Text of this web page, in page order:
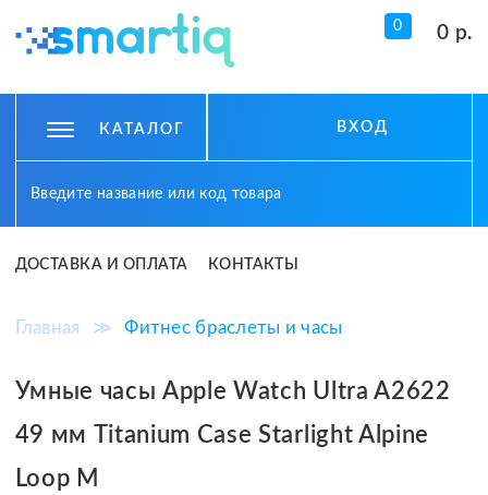
0 0 р.
КАТАЛОГ ВХОД
ДОСТАВКА И ОПЛАТА КОНТАКТЫ
Главная ≫ Фитнес браслеты и часы
Умные часы Apple Watch Ultra A2622
49 мм Titanium Case Starlight Alpine
Loop M